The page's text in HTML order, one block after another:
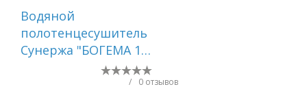
Водяной
полотенцесушитель
Сунержа "БОГЕМА 1П
+" 1000х500 (Графит)
/ 0 отзывов